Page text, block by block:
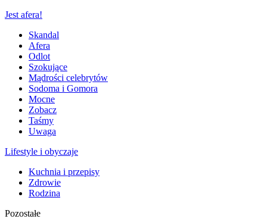
Jest afera!
Skandal
Afera
Odlot
Szokujące
Mądrości celebrytów
Sodoma i Gomora
Mocne
Zobacz
Taśmy
Uwaga
Lifestyle i obyczaje
Kuchnia i przepisy
Zdrowie
Rodzina
Pozostałe